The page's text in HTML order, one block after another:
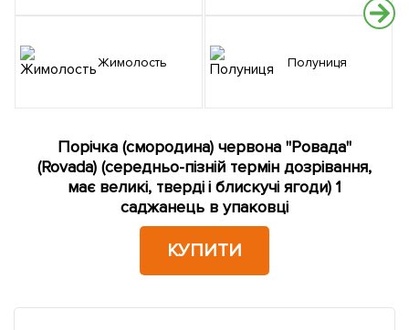
Жимолость Полуниця
Порічка (смородина) червона "Ровада"
(Rovada) (середньо-пізній термін дозрівання,
має великі, тверді і блискучі ягоди) 1
саджанець в упаковці
КУПИТИ